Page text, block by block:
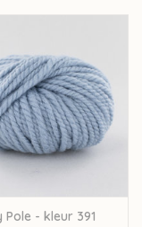
werkelijke kleur.
Pole - kleur 391